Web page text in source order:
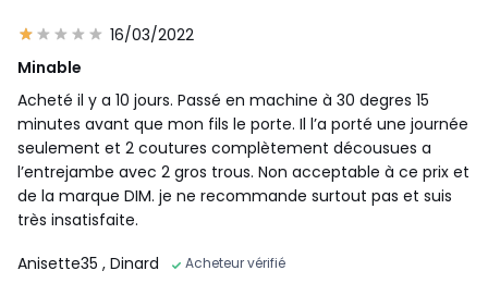
16/03/2022
Minable
Acheté il y a 10 jours. Passé en machine à 30 degres 15
minutes avant que mon fils le porte. Il l’a porté une journée
seulement et 2 coutures complètement décousues a
l’entrejambe avec 2 gros trous. Non acceptable à ce prix et
de la marque DIM. je ne recommande surtout pas et suis
très insatisfaite.
Anisette35 , Dinard Acheteur vérifié